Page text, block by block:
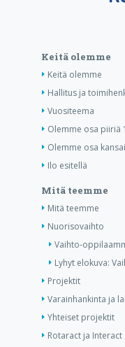
Keitä olemme
Keitä olemme
Hallitus ja
Vuositeema
Olemme osa piiriä
Olemme osa
Ilo esitellä
Mitä teemme
Mitä teemme
Nuorisovaihto
Vaihto-
Lyhyt elokuva:
Projektit
Varainhankinta ja
Yhteiset projektit
Rotaract ja Interact